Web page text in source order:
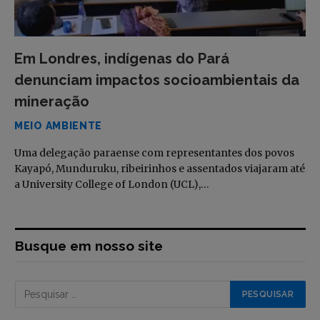
Em Londres, indígenas do Pará
denunciam impactos socioambientais da
mineração
MEIO AMBIENTE
Uma delegação paraense com representantes dos povos
Kayapó, Munduruku, ribeirinhos e assentados viajaram até
a University College of London (UCL),…
Busque em nosso site